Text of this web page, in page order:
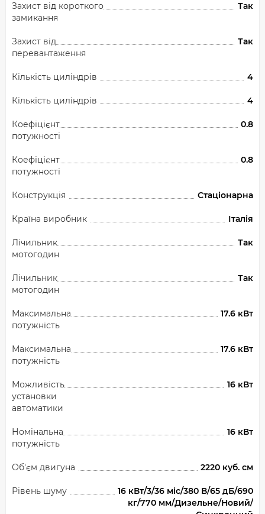
Захист від короткого
замикання
Так
Захист від
перевантаження
Так
Кількість циліндрів 4
Кількість циліндрів 4
Коефіцієнт
потужності
0.8
Коефіцієнт
потужності
0.8
Конструкція Стаціонарна
Країна виробник Італія
Лічильник
мотогодин
Так
Лічильник
мотогодин
Так
Максимальна
потужність
17.6 кВт
Максимальна
потужність
17.6 кВт
Можливість
установки
автоматики
16 кВт
Номінальна
потужність
16 кВт
Об'єм двигуна 2220 куб. см
Рівень шуму
16 кВт/3/36 міс/380 В/65 дБ/690
кг/770 мм/Дизельне/Новий/